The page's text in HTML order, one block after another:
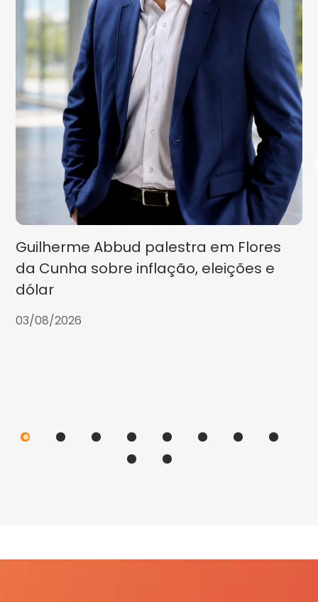
Guilherme Abbud palestra em Flores
da Cunha sobre inflação, eleições e
dólar
03/08/2026